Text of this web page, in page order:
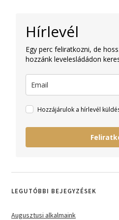
Hírlevél
Egy perc feliratkozni, de
hozzánk levelesládádon
Hozzájárulok a hírlevél
LEGUTÓBBI BEJEGYZÉSEK
Augusztusi alkalmaink